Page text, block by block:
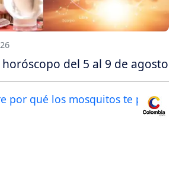
del 5 al 9 de agosto